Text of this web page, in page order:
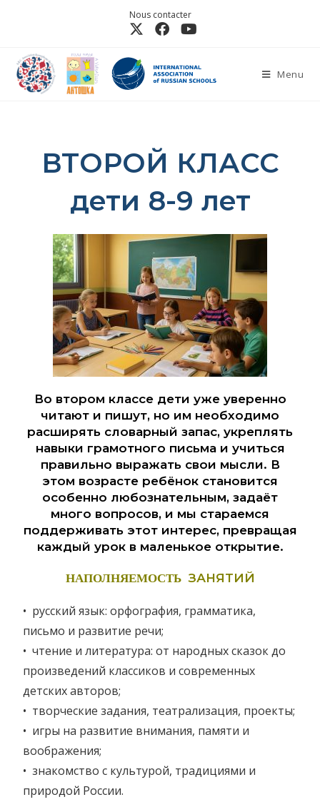
Nous contacter
Menu
ВТОРОЙ КЛАСС
дети 8-9 лет
Во втором классе дети уже уверенно
читают и пишут, но им необходимо
расширять словарный запас, укреплять
навыки грамотного письма и учиться
правильно выражать свои мысли. В
этом возрасте ребёнок становится
особенно любознательным, задаёт
много вопросов, и мы стараемся
поддерживать этот интерес, превращая
каждый урок в маленькое открытие.
НАПОЛНЯЕМОСТЬЗАНЯТИЙ
• русский язык: орфография, грамматика,
письмо и развитие речи;
• чтение и литература: от народных сказок до
произведений классиков и современных
детских авторов;
• творческие задания, театрализация, проекты;
• игры на развитие внимания, памяти и
воображения;
• знакомство с культурой, традициями и
природой России.